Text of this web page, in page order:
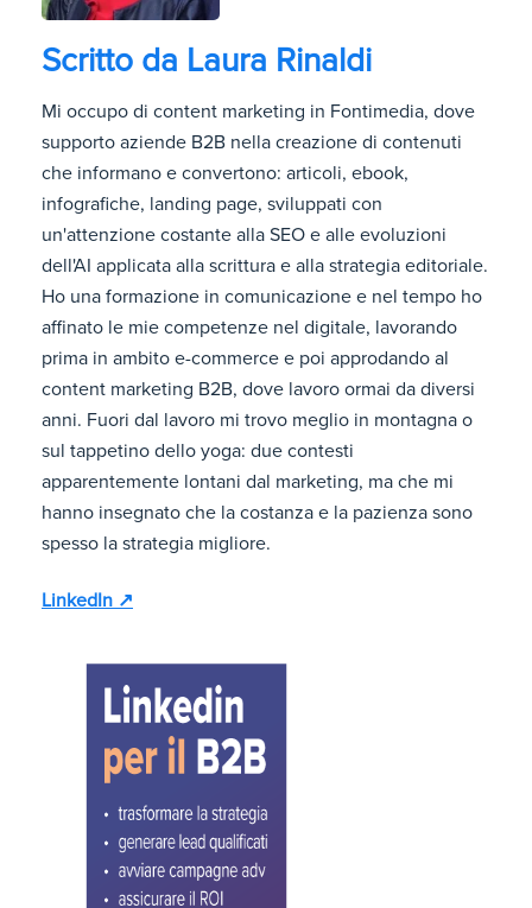
Scritto da Laura Rinaldi
Mi occupo di content marketing in Fontimedia, dove
supporto aziende B2B nella creazione di contenuti
che informano e convertono: articoli, ebook,
infografiche, landing page, sviluppati con
un'attenzione costante alla SEO e alle evoluzioni
dell'AI applicata alla scrittura e alla strategia editoriale.
Ho una formazione in comunicazione e nel tempo ho
affinato le mie competenze nel digitale, lavorando
prima in ambito e-commerce e poi approdando al
content marketing B2B, dove lavoro ormai da diversi
anni. Fuori dal lavoro mi trovo meglio in montagna o
sul tappetino dello yoga: due contesti
apparentemente lontani dal marketing, ma che mi
hanno insegnato che la costanza e la pazienza sono
spesso la strategia migliore.
LinkedIn ↗